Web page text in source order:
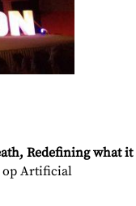
Redefining what it
op Artificial